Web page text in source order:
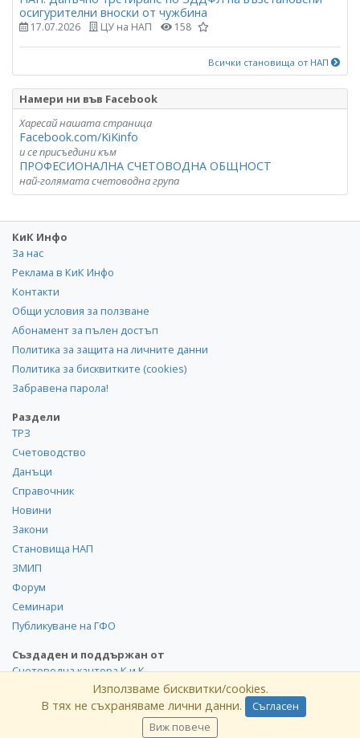
осигурителни вноски от чужбина
17.07.2026 ЦУ на НАП 158
Всички становища от НАП
Намери ни във Facebook
Харесай нашата страница
Facebook.com/KiKinfo
и се присъедини към
ПРОФЕСИОНАЛНА СЧЕТОВОДНА ОБЩНОСТ
най-голямата счетоводна група
КиК Инфо
За нас
Реклама в КиК Инфо
Контакти
Общи условия за ползване
Абонамент за пълен достъп
Политика за защита на личните данни
Политика за бисквитките (cookies)
Забравена парола!
Раздели
ТРЗ
Счетоводство
Данъци
Справочник
Новини
Закони
Становища НАП
ЗМИП
Форум
Семинари
Публикуване на ГФО
Създаден и поддържан от
Счетоводна кантора К и К
.info
2008-2026 Всички права запазени. Използването и
публикуването на част или цялото съдържание на сайта
без разрешение от КиK.БГ е забранено.
Използваме бисквитки/cookies.
В тях не съхраняваме лични данни.
Съгласен
Виж повече